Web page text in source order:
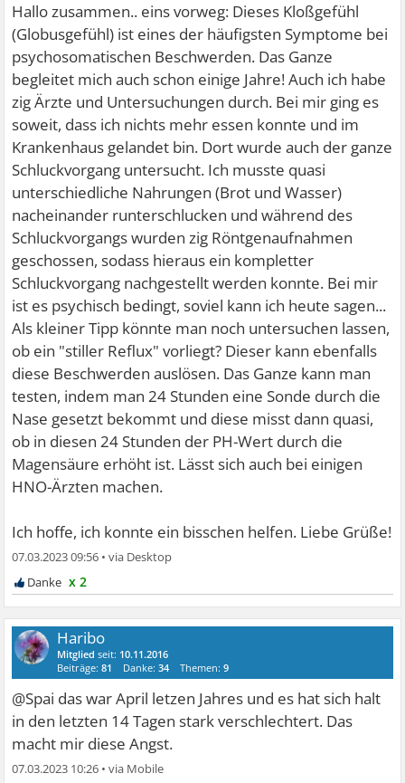
Hallo zusammen.. eins vorweg: Dieses Kloßgefühl
(Globusgefühl) ist eines der häufigsten Symptome bei
psychosomatischen Beschwerden. Das Ganze
begleitet mich auch schon einige Jahre! Auch ich habe
zig Ärzte und Untersuchungen durch. Bei mir ging es
soweit, dass ich nichts mehr essen konnte und im
Krankenhaus gelandet bin. Dort wurde auch der ganze
Schluckvorgang untersucht. Ich musste quasi
unterschiedliche Nahrungen (Brot und Wasser)
nacheinander runterschlucken und während des
Schluckvorgangs wurden zig Röntgenaufnahmen
geschossen, sodass hieraus ein kompletter
Schluckvorgang nachgestellt werden konnte. Bei mir
ist es psychisch bedingt, soviel kann ich heute sagen...
Als kleiner Tipp könnte man noch untersuchen lassen,
ob ein "stiller Reflux" vorliegt? Dieser kann ebenfalls
diese Beschwerden auslösen. Das Ganze kann man
testen, indem man 24 Stunden eine Sonde durch die
Nase gesetzt bekommt und diese misst dann quasi,
ob in diesen 24 Stunden der PH-Wert durch die
Magensäure erhöht ist. Lässt sich auch bei einigen
HNO-Ärzten machen.
Ich hoffe, ich konnte ein bisschen helfen. Liebe Grüße!
07.03.2023 09:56 •
x 2
Haribo
Mitglied seit: 10.11.2016
Beiträge:81 Danke:34 Themen:9
@Spai das war April letzen Jahres und es hat sich halt
in den letzten 14 Tagen stark verschlechtert. Das
macht mir diese Angst.
07.03.2023 10:26 •